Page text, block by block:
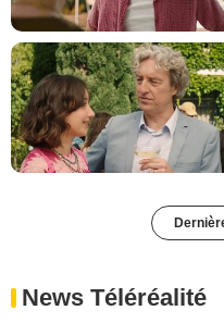
News Téléréalité